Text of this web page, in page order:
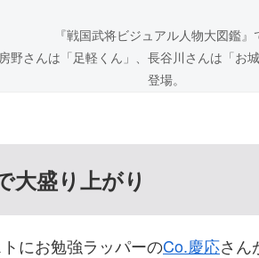
『戦国武将ビジュアル人物大図鑑』
房野さんは「足軽くん」、長谷川さんは「お
登場。
大盛り上がり
にお勉強ラッパーのCo.慶応さん